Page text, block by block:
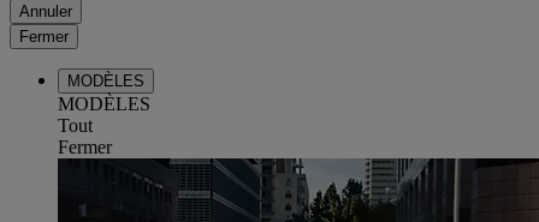
Annuler
Fermer
MODÈLES
MODÈLES
Tout
Fermer